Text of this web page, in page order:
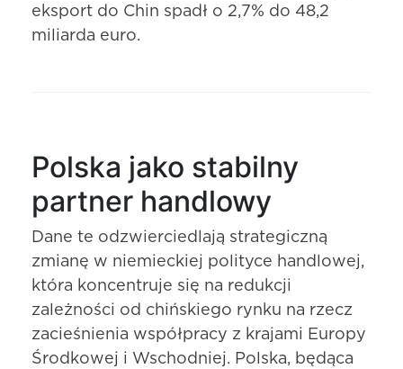
eksport do Chin spadł o 2,7% do 48,2
miliarda euro.
Polska jako stabilny
partner handlowy
Dane te odzwierciedlają strategiczną
zmianę w niemieckiej polityce handlowej,
która koncentruje się na redukcji
zależności od chińskiego rynku na rzecz
zacieśnienia współpracy z krajami Europy
Środkowej i Wschodniej. Polska, będąca